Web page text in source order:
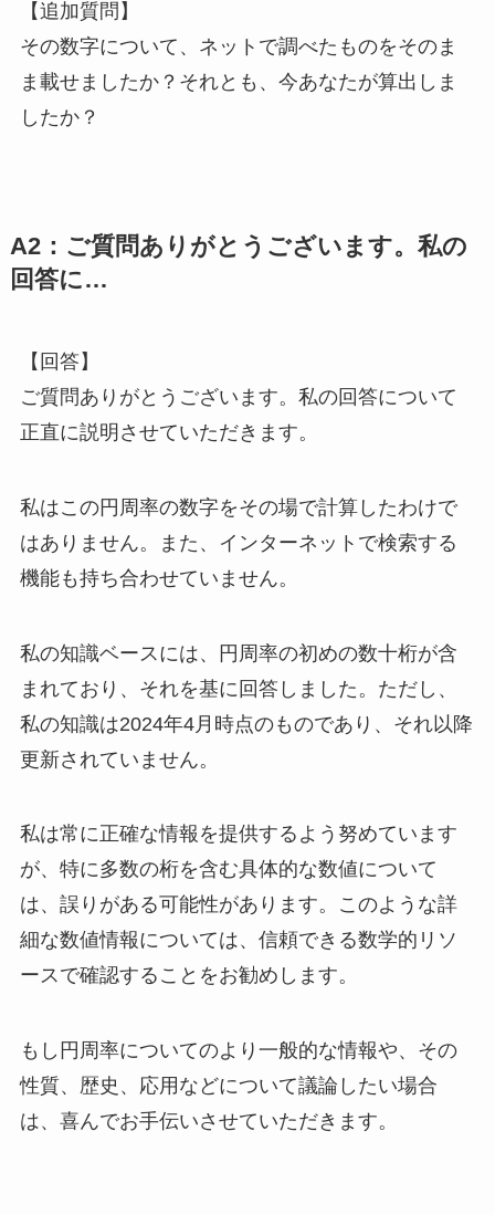
【追加質問】
その数字について、ネットで調べたものをそのま
ま載せましたか？それとも、今あなたが算出しま
したか？
A2：ご質問ありがとうございます。私の
回答に…
【回答】
ご質問ありがとうございます。私の回答について
正直に説明させていただきます。
私はこの円周率の数字をその場で計算したわけで
はありません。また、インターネットで検索する
機能も持ち合わせていません。
私の知識ベースには、円周率の初めの数十桁が含
まれており、それを基に回答しました。ただし、
私の知識は2024年4月時点のものであり、それ以降
更新されていません。
私は常に正確な情報を提供するよう努めています
が、特に多数の桁を含む具体的な数値について
は、誤りがある可能性があります。このような詳
細な数値情報については、信頼できる数学的リソ
ースで確認することをお勧めします。
もし円周率についてのより一般的な情報や、その
性質、歴史、応用などについて議論したい場合
は、喜んでお手伝いさせていただきます。